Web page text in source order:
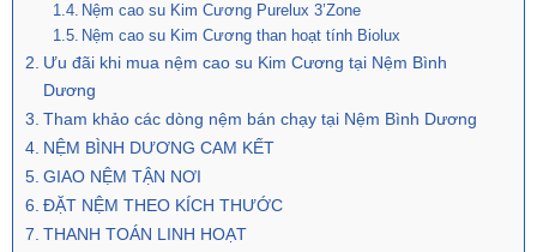
Nệm cao su Kim Cương Purelux 3’Zone
Nệm cao su Kim Cương than hoạt tính Biolux
Ưu đãi khi mua nệm cao su Kim Cương tại Nệm Bình
Dương
Tham khảo các dòng nệm bán chạy tại Nệm Bình Dương
NỆM BÌNH DƯƠNG CAM KẾT
GIAO NỆM TẬN NƠI
ĐẶT NỆM THEO KÍCH THƯỚC
THANH TOÁN LINH HOẠT